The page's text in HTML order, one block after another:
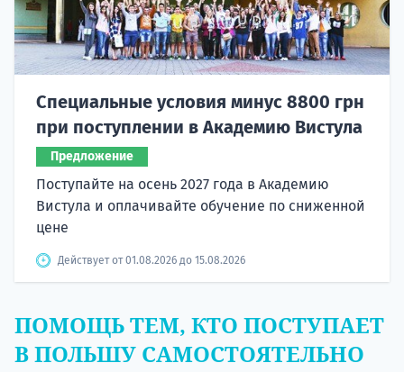
Специальные условия минус 8800 грн
при поступлении в Академию Вистула
Предложение
Поступайте на осень 2027 года в Академию
Вистула и оплачивайте обучение по сниженной
цене
Действует от 01.08.2026 до 15.08.2026
ПОМОЩЬ ТЕМ, КТО ПОСТУПАЕТ
В ПОЛЬШУ САМОСТОЯТЕЛЬНО